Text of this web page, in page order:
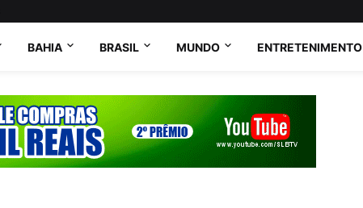
BAHIA BRASIL MUNDO ENTRETENIMENTO